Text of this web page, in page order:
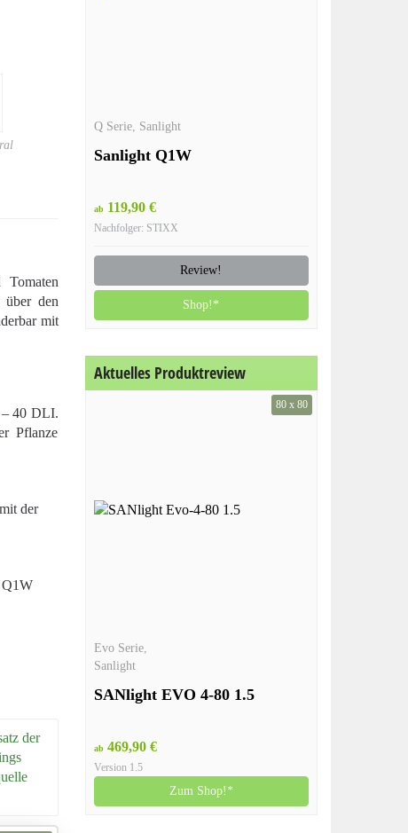
über den
mit
– 40 DLI.
Pflanze
der
Q1W
der
Q Serie, Sanlight
Sanlight Q1W
ab119,90 €
Nachfolger: STIXX
Review!
Shop!*
Aktuelles Produktreview
80 x 80
Evo Serie,
Sanlight
SANlight EVO 4-80 1.5
ab469,90 €
Version 1.5
Zum Shop!*